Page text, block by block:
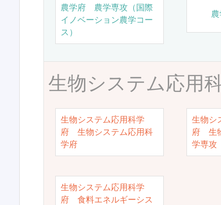
農学府 農学専攻（国際
イノベーション農学コー
ス）
生物システム応用
生物システム応用科学
府 生物システム応用科
学府
生物シ
府 生
学専攻
生物システム応用科学
府 食料エネルギーシス